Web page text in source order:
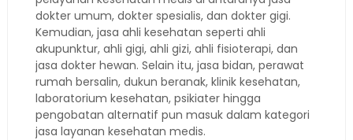
dokter umum, dokter spesialis, dan dokter gigi.
Kemudian, jasa ahli kesehatan seperti ahli
akupunktur, ahli gigi, ahli gizi, ahli fisioterapi, dan
jasa dokter hewan. Selain itu, jasa bidan, perawat
rumah bersalin, dukun beranak, klinik kesehatan,
laboratorium kesehatan, psikiater hingga
pengobatan alternatif pun masuk dalam kategori
jasa layanan kesehatan medis.